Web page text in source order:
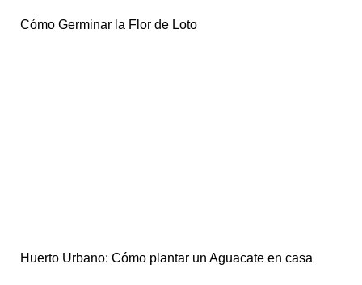
Cómo Germinar la Flor de Loto
Huerto Urbano: Cómo plantar un Aguacate en casa